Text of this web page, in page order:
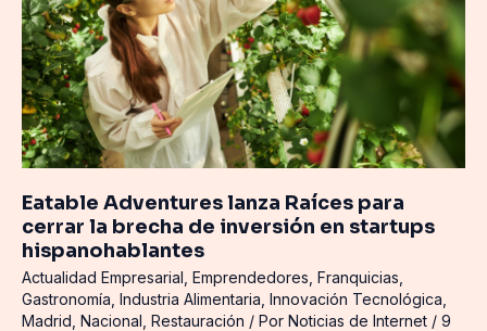
Eatable Adventures lanza Raíces para
cerrar la brecha de inversión en startups
hispanohablantes
Actualidad Empresarial Emprendedores Franquicias
Gastronomía Industria Alimentaria Innovación Tecnológica
Madrid Nacional Restauración / Por Noticias de Internet / 9
cerrar
la
brecha
de
inversión
en
startups